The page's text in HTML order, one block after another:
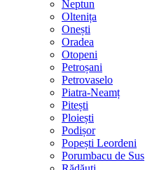
Neptun
Oltenița
Onești
Oradea
Otopeni
Petroșani
Petrovaselo
Piatra-Neamț
Pitești
Ploiești
Podișor
Popești Leordeni
Porumbacu de Sus